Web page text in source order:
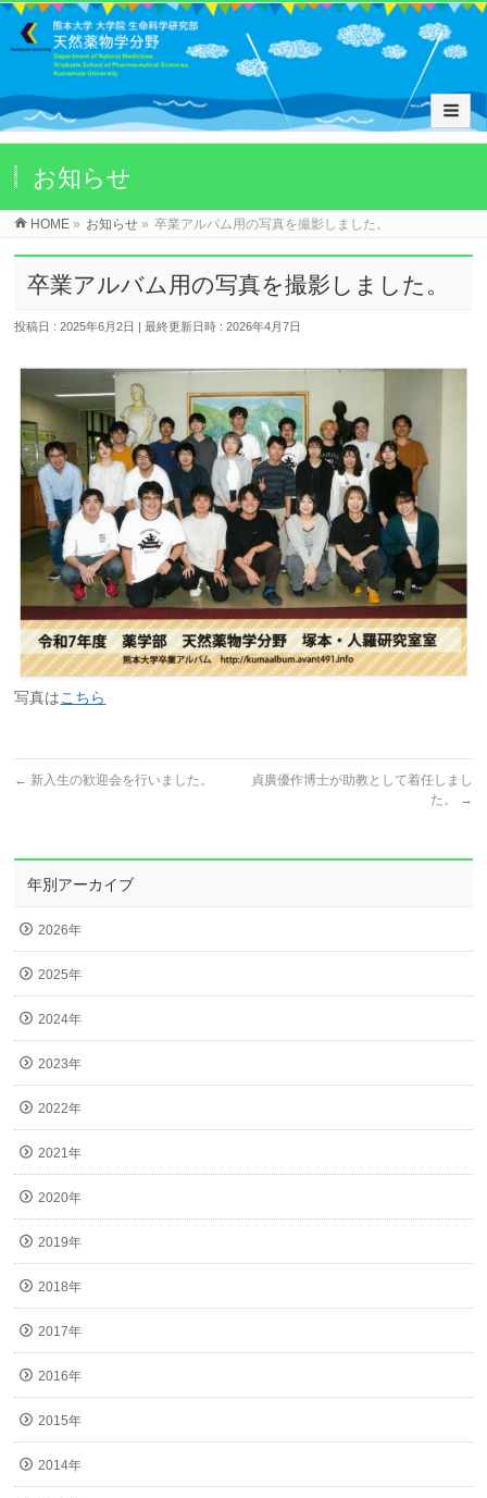
お知らせ
HOME » お知らせ » 卒業アルバム用の写真を撮影しました。
卒業アルバム用の写真を撮影しました。
投稿日 : 2025年6月2日 最終更新日時 : 2026年4月7日
写真はこちら
← 新入生の歓迎会を行いました。
貞廣優作博士が助教として着任しまし
た。
→
年別アーカイブ
2026年
2025年
2024年
2023年
2022年
2021年
2020年
2019年
2018年
2017年
2016年
2015年
2014年